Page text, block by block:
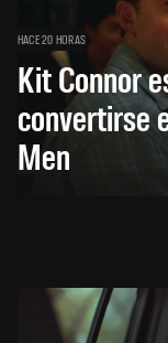
HACE 20 HORAS
Kit Connor
convertirse
Men